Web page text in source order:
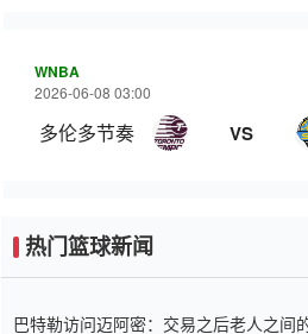
WNBA
2026-06-08 03:00
多伦多节奏 VS
热门篮球新闻
巴特勒访问迈阿密：交易之后老人之间